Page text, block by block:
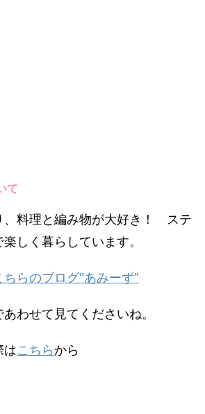
て
、料理と編み物が大好き！ ステ
しく暮らしています。
ちらのブログ"あみーず”
わせて見てくださいね。
はこちらから